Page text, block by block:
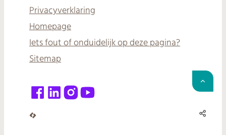
Privacyverklaring
Homepage
Iets fout of onduidelijk op deze pagina?
Sitemap
Facebook
LinkedInInstagram
YouTube
LCP nv 2026 © Deel